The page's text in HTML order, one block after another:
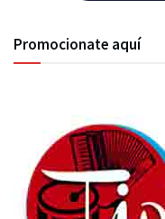
Promocionate aquí